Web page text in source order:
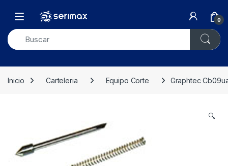
Open 0
Inicio Carteleria Equipo Corte Graphtec
🔍